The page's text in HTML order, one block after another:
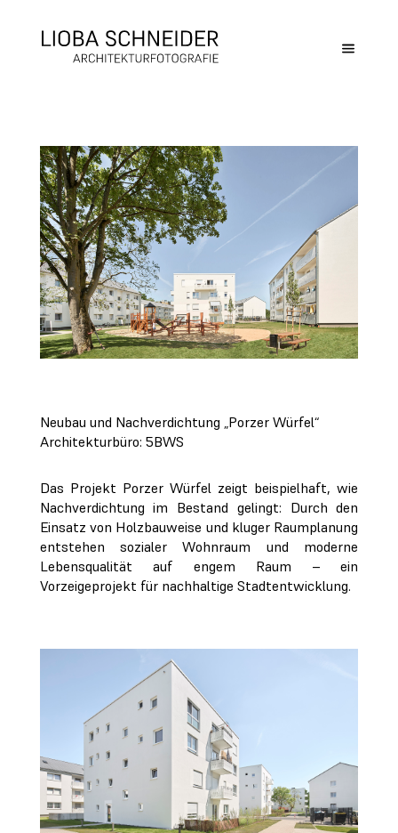
Neubau und Nachverdichtung „Porzer Würfel“
Architekturbüro: 5BWS
Das Projekt Porzer Würfel zeigt beispielhaft, wie
Nachverdichtung im Bestand gelingt: Durch den
Einsatz von Holzbauweise und kluger Raumplanung
entstehen sozialer Wohnraum und moderne
Lebensqualität auf engem Raum – ein
Vorzeigeprojekt für nachhaltige Stadtentwicklung.